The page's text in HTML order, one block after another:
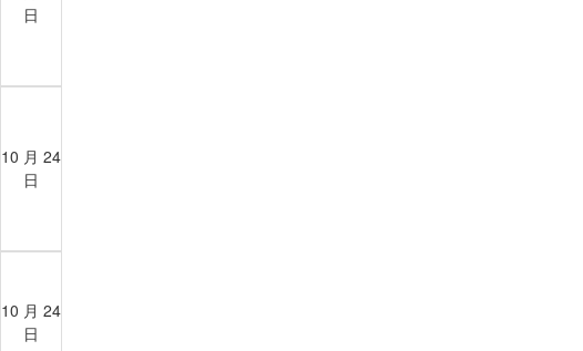
日
10 月 24
日
10 月 24
日